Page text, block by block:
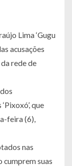
Lima ‘Gugu
acusações
rede de
que
feira (6),
nas
cumprem suas